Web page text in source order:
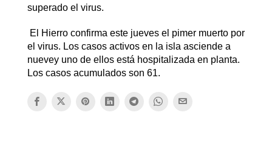
superado el virus.
El Hierro confirma este jueves el pimer muerto por
el virus. Los casos activos en la isla asciende a
nuevey uno de ellos está hospitalizada en planta.
Los casos acumulados son 61.